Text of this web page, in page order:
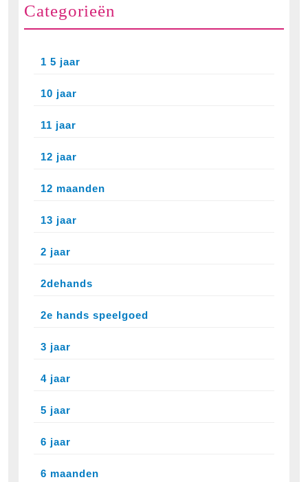
Categorieën
1 5 jaar
10 jaar
11 jaar
12 jaar
12 maanden
13 jaar
2 jaar
2dehands
2e hands speelgoed
3 jaar
4 jaar
5 jaar
6 jaar
6 maanden